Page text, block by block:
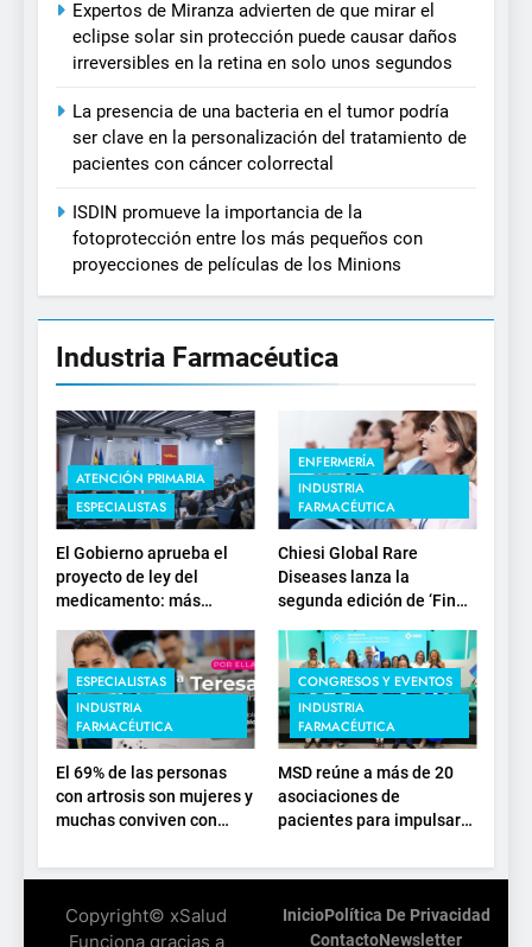
Expertos de Miranza advierten de que mirar el
eclipse solar sin protección puede causar daños
irreversibles en la retina en solo unos segundos
La presencia de una bacteria en el tumor podría
ser clave en la personalización del tratamiento de
pacientes con cáncer colorrectal
ISDIN promueve la importancia de la
fotoprotección entre los más pequeños con
proyecciones de películas de los Minions
Industria Farmacéutica
ATENCIÓN PRIMARIA
ESPECIALISTAS
El Gobierno aprueba el
proyecto de ley del
medicamento: más
estratégica y
modernización para el
SNS
ENFERMERÍA
INDUSTRIA
FARMACÉUTICA
Chiesi Global Rare
Diseases lanza la
segunda edición de ‘Find
investigación en
enfermedades de
depósito lisosomal
ESPECIALISTAS
INDUSTRIA
FARMACÉUTICA
El 69% de las personas
con artrosis son mujeres y
muchas conviven con
los 50, en plena etapa
CONGRESOS Y EVENTOS
INDUSTRIA
FARMACÉUTICA
MSD reúne a más de 20
asociaciones de
pacientes para impulsar
presente y el futuro del
Copyright© xSalud
Funciona gracias a
InicioPolítica De Privacidad
ContactoNewsletter